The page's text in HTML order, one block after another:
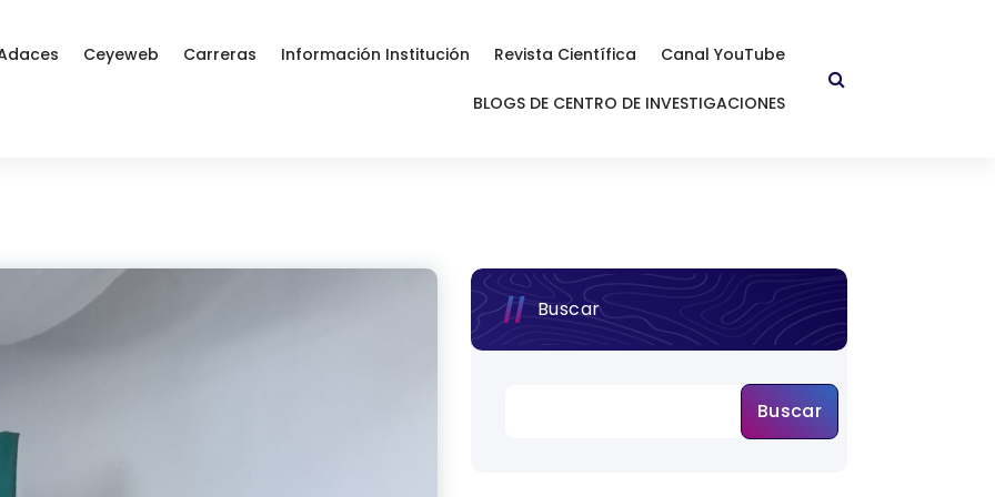
Ceyeweb Carreras Información Institución Revista Científica Canal YouTube
BLOGS DE CENTRO DE INVESTIGACIONES
Buscar
Buscar